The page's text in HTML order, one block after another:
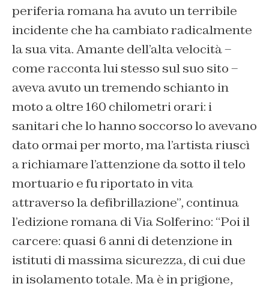
periferia romana ha avuto un terribile
incidente che ha cambiato radicalmente
la sua vita. Amante dell’alta velocità –
come racconta lui stesso sul suo sito –
aveva avuto un tremendo schianto in
moto a oltre 160 chilometri orari: i
sanitari che lo hanno soccorso lo avevano
dato ormai per morto, ma l’artista riuscì
a richiamare l’attenzione da sotto il telo
mortuario e fu riportato in vita
attraverso la defibrillazione”, continua
l’edizione romana di Via Solferino: “Poi il
carcere: quasi 6 anni di detenzione in
istituti di massima sicurezza, di cui due
in isolamento totale. Ma è in prigione,